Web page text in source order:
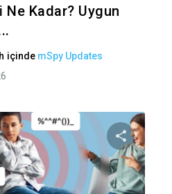
Kadar? Uygun
içinde mSpy Updates
Bu